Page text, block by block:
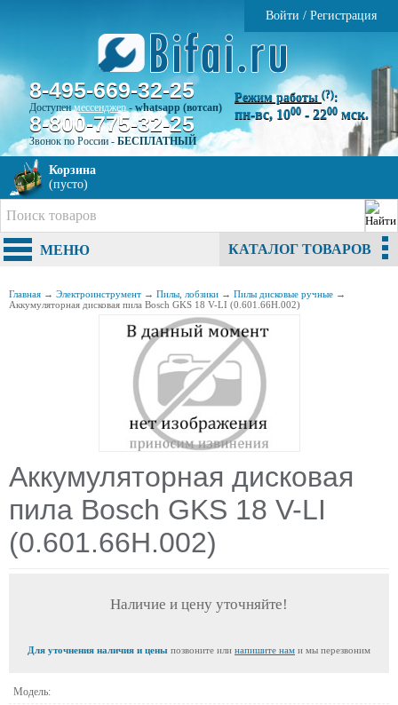
Войти / Регистрация
8-495-669-32-25
Доступенмессенджер-whatsapp (вотсап)
8-800-775-32-25
Звонок по России - БЕСПЛАТНЫЙ
Режим работы (?):
пн-вс, 1000 - 2200 мск.
Корзина
(пусто)
МЕНЮ КАТАЛОГ ТОВАРОВ
Главная → Электроинструмент → Пилы, лобзики → Пилы дисковые ручные →
Аккумуляторная дисковая пила Bosch GKS 18 V-LI (0.601.66H.002)
Аккумуляторная дисковая
пила Bosch GKS 18 V-LI
(0.601.66H.002)
Наличие и цену уточняйте!
Для уточнения наличия и цены позвоните или напишите нам и мы перезвоним
Модель: